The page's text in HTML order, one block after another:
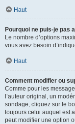
Haut
Pourquoi ne puis-je pas
Le nombre d’options
vous avez besoin
Haut
Comment modifier ou
Comme pour les
l’auteur original, un
sondage, cliquez sur le
toujours celui auquel est
peut modifier une option